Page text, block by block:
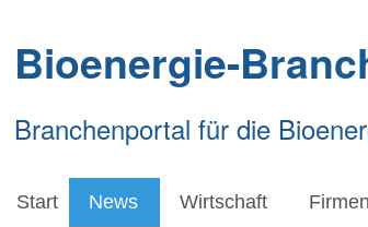
Bioenergie-
Branchenportal für die
Start News Wirtschaft Firmen